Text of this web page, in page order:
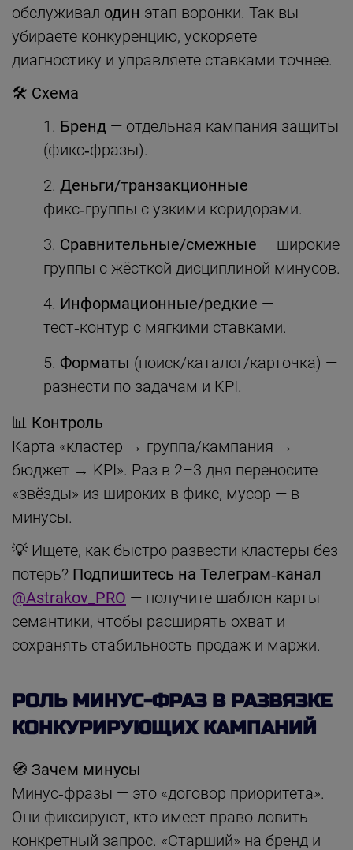
обслуживал один этап воронки. Так вы
убираете конкуренцию, ускоряете
диагностику и управляете ставками точнее.
🛠 Схема
Бренд — отдельная кампания защиты
(фикс‑фразы).
Деньги/транзакционные —
фикс‑группы с узкими коридорами.
Сравнительные/смежные — широкие
группы с жёсткой дисциплиной минусов.
Информационные/редкие —
тест‑контур с мягкими ставками.
Форматы (поиск/каталог/карточка) —
разнести по задачам и KPI.
📊 Контроль
Карта «кластер → группа/кампания →
бюджет → KPI». Раз в 2–3 дня переносите
«звёзды» из широких в фикс, мусор — в
минусы.
💡 Ищете, как быстро развести кластеры без
потерь? Подпишитесь на Телеграм‑канал
@Astrakov_PRO — получите шаблон карты
семантики, чтобы расширять охват и
сохранять стабильность продаж и маржи.
РОЛЬ МИНУС-ФРАЗ В РАЗВЯЗКЕ
КОНКУРИРУЮЩИХ КАМПАНИЙ
🧭 Зачем минусы
Минус‑фразы — это «договор приоритета».
Они фиксируют, кто имеет право ловить
конкретный запрос. «Старший» на бренд и